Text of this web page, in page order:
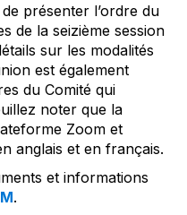
présenter l’ordre du
de la seizième session
sur les modalités
est également
du Comité qui
noter que la
Zoom et
anglais et en français.
et informations
.